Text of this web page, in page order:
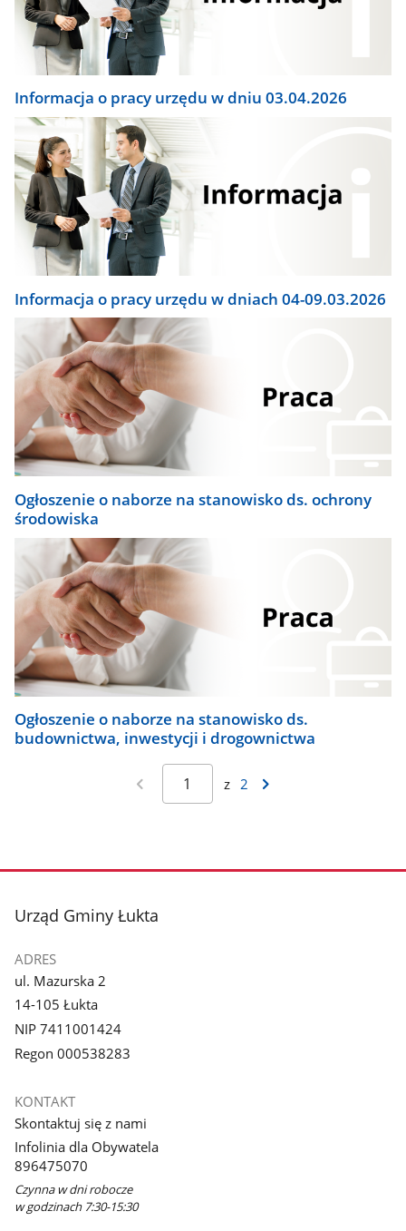
Informacja o pracy urzędu w dniu 03.04.2026
Informacja o pracy urzędu w dniach 04-09.03.2026
Ogłoszenie o naborze na stanowisko ds. ochrony
środowiska
Ogłoszenie o naborze na stanowisko ds.
budownictwa, inwestycji i drogownictwa
z 2
stopka
Urząd Gminy Łukta
ADRES
ul. Mazurska 2
14-105 Łukta
NIP 7411001424
Regon 000538283
KONTAKT
Skontaktuj się z nami
Infolinia dla Obywatela
896475070
Czynna w dni robocze
w godzinach 7:30-15:30